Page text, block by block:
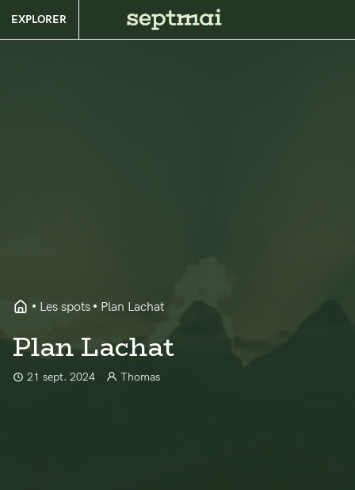
EXPLORER
Plan Lachat
Les spots Plan Lachat
21 sept. 2024 Thomas